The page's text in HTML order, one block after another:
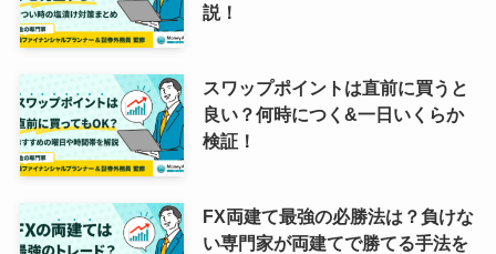
説！
スワップポイントは直前に買うと
良い？何時につく&一日いくらか
検証！
FX両建て最強の必勝法は？負けな
い専門家が両建てで勝てる手法を